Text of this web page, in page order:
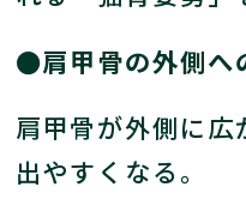
●肩甲骨の外側へ
肩甲骨が外側に広
出やすくなる。